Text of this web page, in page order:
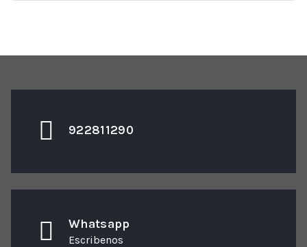
922811290
Whatsapp
Escribenos